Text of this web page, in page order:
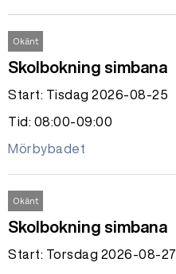
Okänt
Skolbokning simbana
Start: Tisdag 2026-08-25
Tid: 08:00-09:00
Mörbybadet
Okänt
Skolbokning simbana
Start: Torsdag 2026-08-27